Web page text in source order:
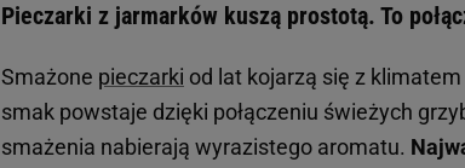
Pieczarki z jarmarków kuszą prostotą. To
Smażone pieczarki od lat kojarzą się z
smak powstaje dzięki połączeniu świeżych
smażenia nabierają wyrazistego aromatu.